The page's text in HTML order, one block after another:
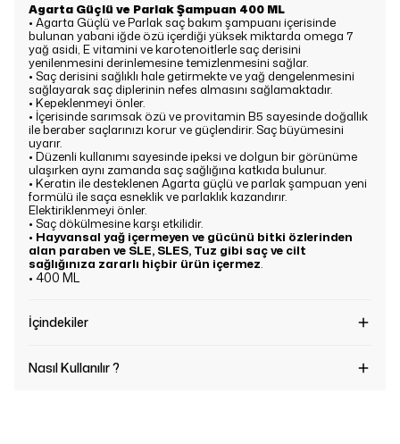
Agarta Güçlü ve Parlak Şampuan 400 ML
• Agarta Güçlü ve Parlak saç bakım şampuanı içerisinde
bulunan yabani iğde özü içerdiği yüksek miktarda omega 7
yağ asidi, E vitamini ve karotenoitlerle saç derisini
yenilenmesini derinlemesine temizlenmesini sağlar.
• Saç derisini sağlıklı hale getirmekte ve yağ dengelenmesini
sağlayarak saç diplerinin nefes almasını sağlamaktadır.
• Kepeklenmeyi önler.
• İçerisinde sarımsak özü ve provitamin B5 sayesinde doğallık
ile beraber saçlarınızı korur ve güçlendirir. Saç büyümesini
uyarır.
• Düzenli kullanımı sayesinde ipeksi ve dolgun bir görünüme
ulaşırken aynı zamanda saç sağlığına katkıda bulunur.
• Keratin ile desteklenen Agarta güçlü ve parlak şampuan yeni
formülü ile saça esneklik ve parlaklık kazandırır.
Elektiriklenmeyi önler.
• Saç dökülmesine karşı etkilidir.
• Hayvansal yağ içermeyen ve gücünü bitki özlerinden
alan paraben ve SLE, SLES, Tuz gibi saç ve cilt
sağlığınıza zararlı hiçbir ürün içermez.
• 400 ML
İçindekiler
Nasıl Kullanılır ?